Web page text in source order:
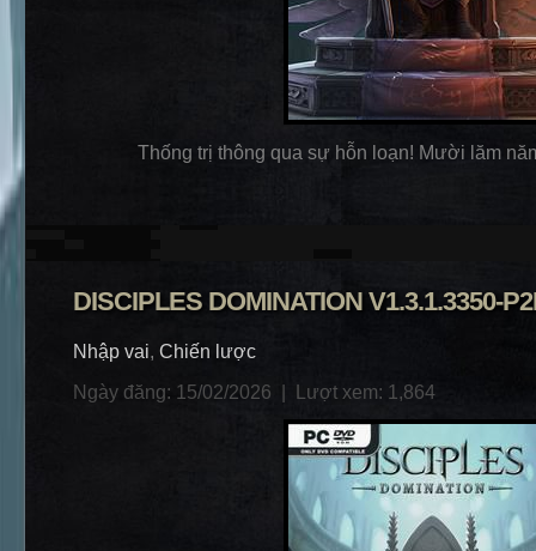
Thống trị thông qua sự hỗn loạn! Mười lăm
DISCIPLES DOMINATION V1.3.1.3350-
Nhập vai, Chiến lược
Ngày đăng: 15/02/2026 | Lượt xem: 1,864